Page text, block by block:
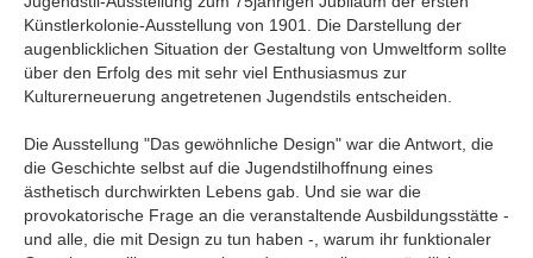
Künstlerkolonie-Ausstellung von 1901. Die Darstellung der
augenblicklichen Situation der Gestaltung von Umweltform sollte
über den Erfolg des mit sehr viel Enthusiasmus zur
Kulturerneuerung angetretenen Jugendstils entscheiden.
Die Ausstellung "Das gewöhnliche Design" war die Antwort, die
die Geschichte selbst auf die Jugendstilhoffnung eines
ästhetisch durchwirkten Lebens gab. Und sie war die
provokatorische Frage an die veranstaltende Ausbildungsstätte -
und alle, die mit Design zu tun haben -, warum ihr funktionaler